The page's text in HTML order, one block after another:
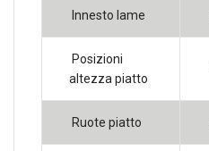
Innesto lame
Posizioni
altezza piatto
Ruote piatto